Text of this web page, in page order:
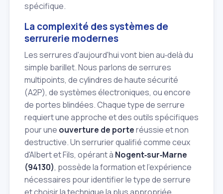
spécifique.
La complexité des systèmes de
serrurerie modernes
Les serrures d'aujourd'hui vont bien au‑delà du
simple barillet. Nous parlons de serrures
multipoints, de cylindres de haute sécurité
(A2P), de systèmes électroniques, ou encore
de portes blindées. Chaque type de serrure
requiert une approche et des outils spécifiques
pour une ouverture de porteréussie et non
destructive. Un serrurier qualifié comme ceux
d'Albert et Fils, opérant à Nogent‑sur‑Marne
(94130), possède la formation et l'expérience
nécessaires pour identifier le type de serrure